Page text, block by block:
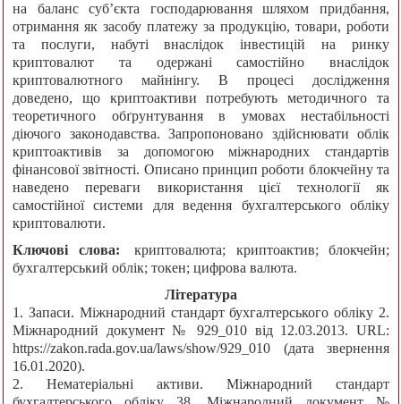
на баланс суб’єкта господарювання шляхом придбання,
отримання як засобу платежу за продукцію, товари, роботи
та послуги, набуті внаслідок інвестицій на ринку
криптовалют та одержані самостійно внаслідок
криптовалютного майнінгу. В процесі дослідження
доведено, що криптоактиви потребують методичного та
теоретичного обґрунтування в умовах нестабільності
діючого законодавства. Запропоновано здійснювати облік
криптоактивів за допомогою міжнародних стандартів
фінансової звітності. Описано принцип роботи блокчейну та
наведено переваги використання цієї технології як
самостійної системи для ведення бухгалтерського обліку
криптовалюти.
Ключові слова:
криптовалюта; криптоактив; блокчейн;
бухгалтерський облік; токен; цифрова валюта.
Література
1. Запаси. Міжнародний стандарт бухгалтерського обліку 2.
Міжнародний документ № 929_010 від 12.03.2013. URL:
https://zakon.rada.gov.ua/laws/show/929_010 (дата звернення
16.01.2020).
2. Нематеріальні активи. Міжнародний стандарт